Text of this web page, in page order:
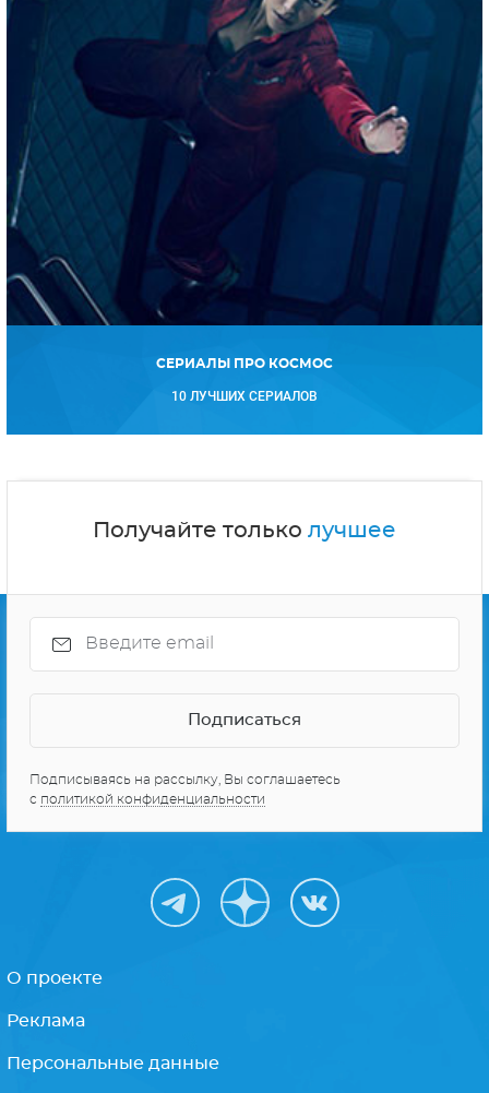
СЕРИАЛЫ ПРО КОСМОС
10 ЛУЧШИХ СЕРИАЛОВ
Получайте только лучшее
Подписываясь на рассылку, Вы соглашаетесь
с политикой конфиденциальности
О проекте
Реклама
Персональные данные